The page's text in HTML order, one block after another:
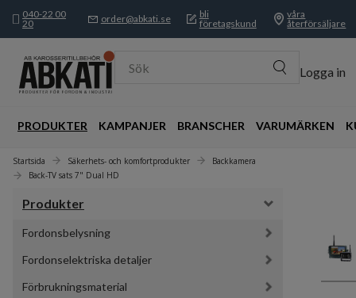
040-22 00
20
order@abkati.se
bli
företagskund
våra
återförsäljare
Sök Logga in
PRODUKTER KAMPANJER BRANSCHER VARUMÄRKEN
Startsida Säkerhets- och komfortprodukter
Backkamera
Back-TV sats 7" Dual HD
Produkter
Fordonsbelysning
Fordonselektriska detaljer
Förbrukningsmaterial